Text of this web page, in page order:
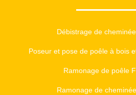
Débistrage de
Poseur et pose de poêle à bois
Ramonage de poêle
Ramonage de